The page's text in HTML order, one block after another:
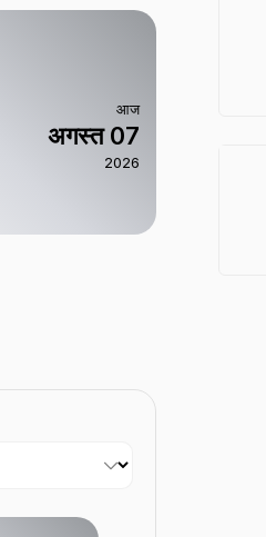
आज
अगस्त 07
2026